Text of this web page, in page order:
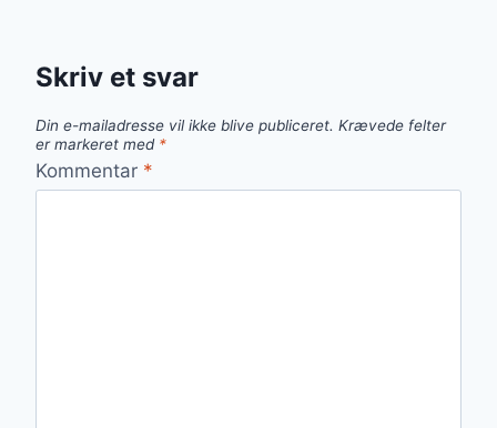
Skriv et svar
Din e-mailadresse vil ikke blive publiceret. Krævede felter
er markeret med *
Kommentar *